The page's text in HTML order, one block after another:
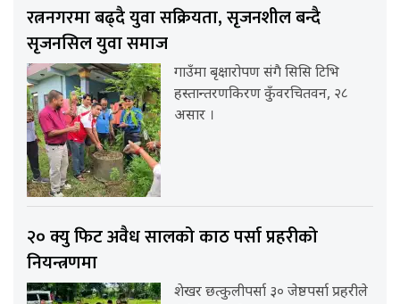
रत्ननगरमा बढ्दै युवा सक्रियता, सृजनशील बन्दै
सृजनसिल युवा समाज
गाउँमा बृक्षारोपण संगै सिसि टिभि
हस्तान्तरणकिरण कुँवरचितवन, २८
असार ।
२० क्यु फिट अवैध सालको काठ पर्सा प्रहरीको
नियन्त्रणमा
शेखर छत्कुलीपर्सा ३० जेष्ठपर्सा प्रहरीले